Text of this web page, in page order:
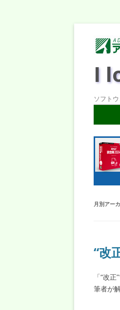
I
ソフト
月別アー
“改
「“改
筆者が